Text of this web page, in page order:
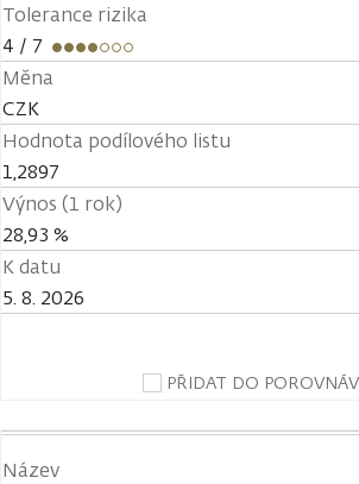
Tolerance rizika
4 / 7
Měna
CZK
Hodnota podílového listu
1,2897
Výnos (1 rok)
28,93 %
K datu
5. 8. 2026
PŘIDAT DO
Název